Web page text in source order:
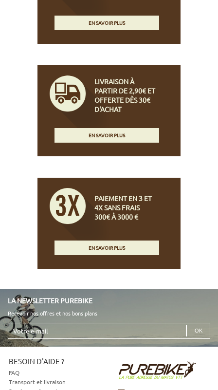
EN SAVOIR PLUS
LIVRAISON À
PARTIR DE 2,90€ ET
OFFERTE DÈS 30€
D'ACHAT
EN SAVOIR PLUS
PAIEMENT EN 3 ET
4X SANS FRAIS
300€ À 3000 €
EN SAVOIR PLUS
LA NEWSLETTER PUREBIKE
Recevoir nos offres et nos bons plans
Votre
e-
mail
BESOIN D'AIDE ?
FAQ
Transport et livraison